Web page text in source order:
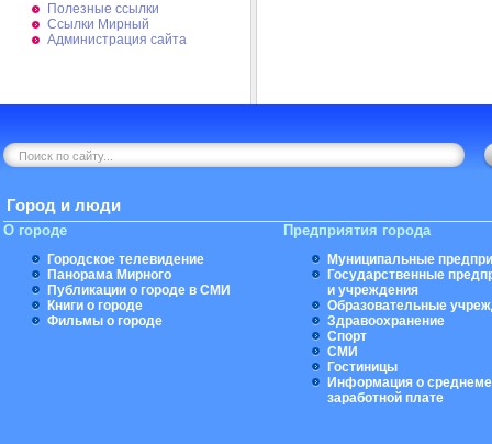
Полезные ссылки
Ссылки Мирный
Администрация сайта
Город и люди
О городе
Городское телевидение
Панорама Мирного
Публикации о городе в СМИ
Книги о городе
Фильмы о городе
Предприятия города
Муниципальные
Государственные
и учреждения
Образовательные
Здравоохранение
Спорт
СМИ
Гостиницы
Информация о
заработной плате